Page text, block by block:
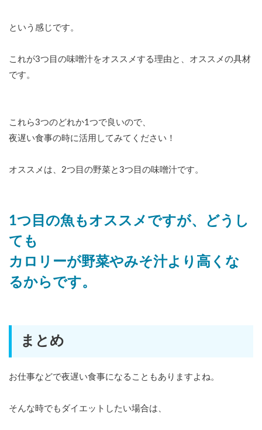
という感じです。
これが3つ目の味噌汁をオススメする理由と、オススメの具材
です。
これら3つのどれか1つで良いので、
夜遅い食事の時に活用してみてください！
オススメは、2つ目の野菜と3つ目の味噌汁です。
1つ目の魚もオススメですが、どうし
ても
カロリーが野菜やみそ汁より高くな
るからです。
まとめ
お仕事などで夜遅い食事になることもありますよね。
そんな時でもダイエットしたい場合は、